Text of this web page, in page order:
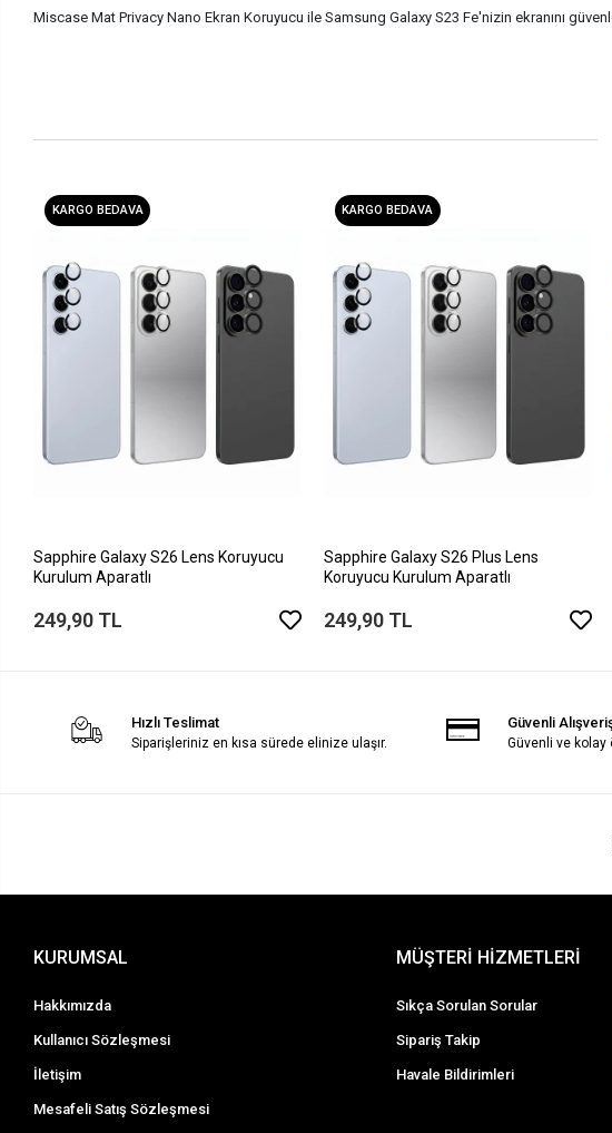
Miscase Mat Privacy Nano Ekran Koruyucu ile Samsung Galaxy S23 Fe'nizin ekranını
KARGO BEDAVA
Sapphire Galaxy S26 Lens Koruyucu
Kurulum Aparatlı
249,90 TL
KARGO BEDAVA
Sapphire Galaxy S26 Plus Lens
Koruyucu Kurulum Aparatlı
249,90 TL
Hızlı Teslimat
Siparişleriniz en kısa sürede elinize ulaşır.
Güvenli
Güvenli ve
KURUMSAL
Hakkımızda
Kullanıcı Sözleşmesi
İletişim
Mesafeli Satış Sözleşmesi
MÜŞTERİ HİZMETLERİ
Sıkça Sorulan Sorular
Sipariş Takip
Havale Bildirimleri